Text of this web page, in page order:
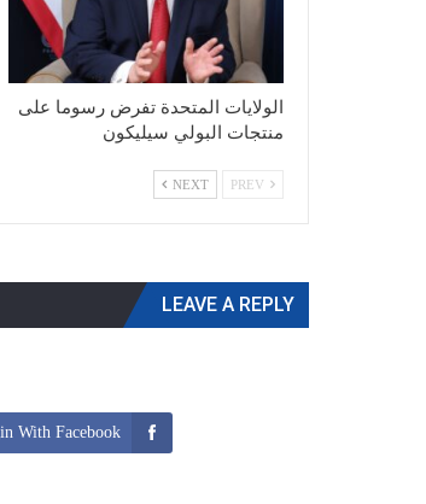
الولايات المتحدة تفرض رسوما على
منتجات البولي سيليكون
NEXT
LEAVE A REPLY
With Facebook